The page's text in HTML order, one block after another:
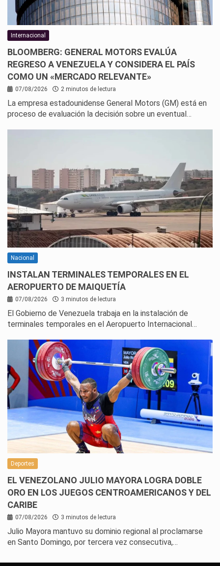
Internacional
BLOOMBERG: GENERAL MOTORS EVALÚA
REGRESO A VENEZUELA Y CONSIDERA EL PAÍS
COMO UN «MERCADO RELEVANTE»
07/08/2026 2 minutos de lectura
La empresa estadounidense General Motors (GM) está en
proceso de evaluación la decisión sobre un eventual…
Nacional
INSTALAN TERMINALES TEMPORALES EN EL
AEROPUERTO DE MAIQUETÍA
07/08/2026 3 minutos de lectura
El Gobierno de Venezuela trabaja en la instalación de
terminales temporales en el Aeropuerto Internacional…
Deportes
EL VENEZOLANO JULIO MAYORA LOGRA DOBLE
ORO EN LOS JUEGOS CENTROAMERICANOS Y DEL
CARIBE
07/08/2026 3 minutos de lectura
Julio Mayora mantuvo su dominio regional al proclamarse
en Santo Domingo, por tercera vez consecutiva,…